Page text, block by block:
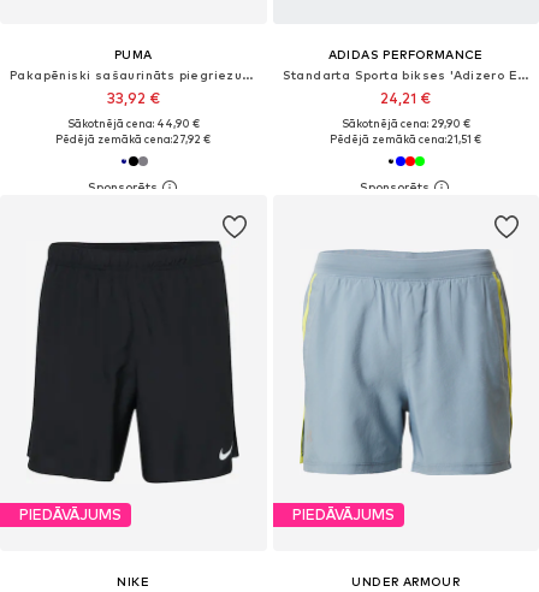
PUMA
Pakapēniski sašaurināts piegriezums Sporta bikses 'ESS No. 1'
33,92 €
Sākotnējā cena: 44,90 €
Pēdējā zemākā cena:27,92 €
ADIDAS PERFORMANCE
Standarta Sporta bikses 'Adizero Essentials '
24,21 €
Sākotnējā cena: 29,90 €
Pēdējā zemākā cena:21,51 €
PIEDĀVĀJUMS
NIKE
PIEDĀVĀJUMS
UNDER ARMOUR